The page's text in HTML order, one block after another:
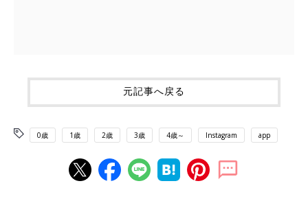
元記事へ戻る
0歳 1歳 2歳 3歳 4歳～ Instagram app